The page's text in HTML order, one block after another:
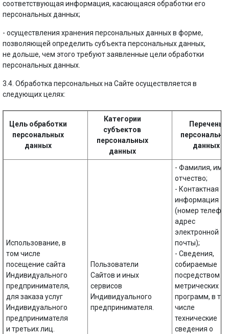
соответствующая информация, касающаяся обработки его
персональных данных;
- осуществления хранения персональных данных в форме,
позволяющей определить субъекта персональных данных,
не дольше, чем этого требуют заявленные цели обработки
персональных данных.
3.4. Обработка персональных на Сайте осуществляется в
следующих целях:
Цель обработки
персональных
данных
Категории
субъектов
персональных
данных
Перечень
данных
Использование, в
том числе
посещение сайта
Индивидуального
предпринимателя,
для заказа услуг
Индивидуального
предпринимателя
и третьих лиц.
Пользователи
Сайтов и иных
сервисов
Индивидуального
предпринимателя.
- Фамилия, имя,
отчество;
- Контактная
информация
(номер
адрес
электронной
почты);
- Сведения,
собираемые
посредством
метрических
программ, в
числе
технические
сведения о